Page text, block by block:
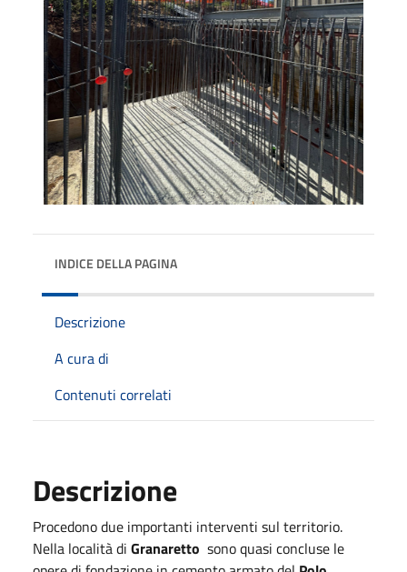
INDICE DELLA PAGINA
Descrizione
A cura di
Contenuti correlati
Descrizione
Procedono due importanti interventi sul territorio.
Nella località di Granaretto sono quasi concluse le